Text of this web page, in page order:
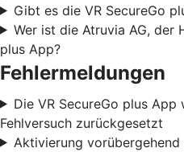
Gibt es die VR SecureGo
Wer ist die Atruvia AG, der
plus App?
Fehlermeldungen
Die VR SecureGo plus
Fehlversuch zurückgesetzt
Aktivierung